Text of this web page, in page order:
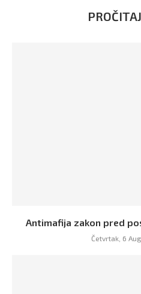
Antimafija zakon pred
Četvrtak, 6